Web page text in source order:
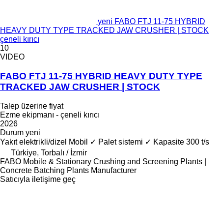
yeni FABO FTJ 11-75 HYBRID
HEAVY DUTY TYPE TRACKED JAW CRUSHER | STOCK
çeneli kırıcı
10
VIDEO
FABO FTJ 11-75 HYBRID HEAVY DUTY TYPE
TRACKED JAW CRUSHER | STOCK
Talep üzerine fiyat
Ezme ekipmanı - çeneli kırıcı
2026
Durum yeni
Yakıt elektrikli/dizel Mobil ✓ Palet sistemi ✓ Kapasite 300 t/s
Türkiye, Torbalı / İzmir
FABO Mobile & Stationary Crushing and Screening Plants |
Concrete Batching Plants Manufacturer
Satıcıyla iletişime geç